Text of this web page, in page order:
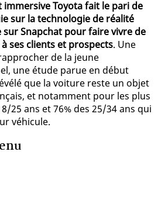
Toyota fait le pari de
sur la technologie de réalité
Snapchat pour faire vivre de
ses clients et prospects. Une
de la jeune
une étude parue en début
que la voiture reste un objet
et notamment pour les plus
25 ans et 76% des 25/34 ans qui
véhicule.